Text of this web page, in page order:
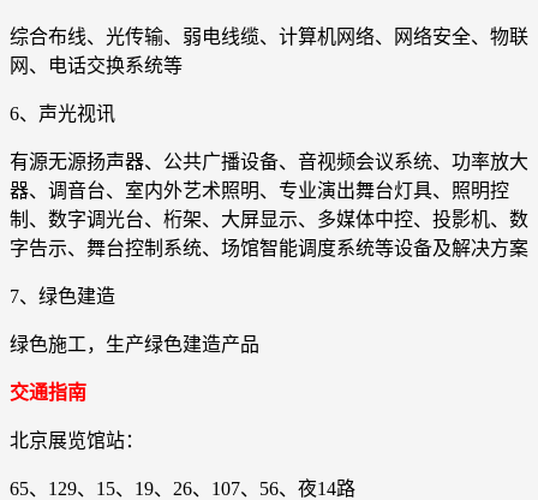
综合布线、光传输、弱电线缆、计算机网络、网络安全、物联
网、电话交换系统等
6、声光视讯
有源无源扬声器、公共广播设备、音视频会议系统、功率放大
器、调音台、室内外艺术照明、专业演出舞台灯具、照明控
制、数字调光台、桁架、大屏显示、多媒体中控、投影机、数
字告示、舞台控制系统、场馆智能调度系统等设备及解决方案
7、绿色建造
绿色施工，生产绿色建造产品
交通指南
北京展览馆站：
65、129、15、19、26、107、56、夜14路